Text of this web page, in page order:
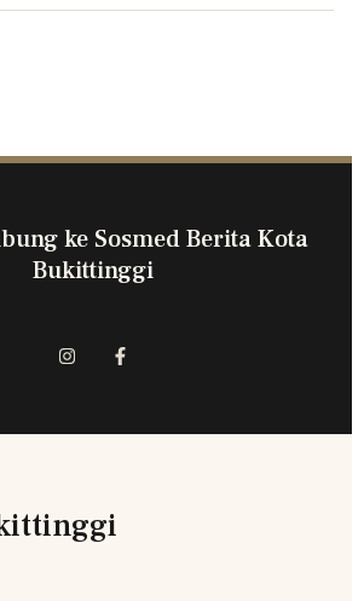
ke Sosmed Berita Kota
Bukittinggi